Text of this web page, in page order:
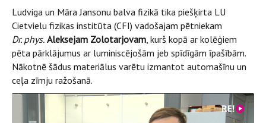
Ludviga un Māra Jansonu balva fizikā tika piešķirta LU
Cietvielu fizikas institūta (CFI) vadošajam pētniekam
Dr. phys. Aleksejam Zolotarjovam, kurš kopā ar kolēģiem
pēta pārklājumus ar luminiscējošām jeb spīdīgām īpašībām.
Nākotnē šādus materiālus varētu izmantot automašīnu un
ceļa zīmju ražošanā.